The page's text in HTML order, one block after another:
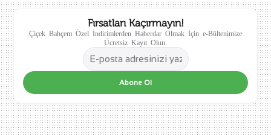
Fırsatları Kaçırmayın!
Çiçek Bahçem Özel İndirimlerden Haberdar Olmak İçin e-Bültenimize
Ücretsiz Kayıt Olun.
Abone Ol